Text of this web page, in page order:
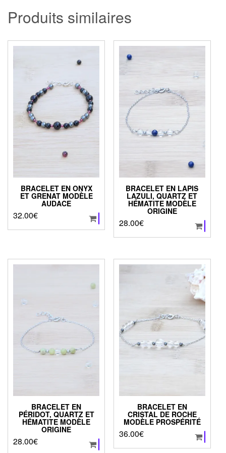
Produits similaires
BRACELET EN ONYX
ET GRENAT MODÈLE
AUDACE
32.00€
BRACELET EN LAPIS
LAZULI, QUARTZ ET
HÉMATITE MODÈLE
ORIGINE
28.00€
BRACELET EN
PÉRIDOT, QUARTZ ET
HÉMATITE MODÈLE
ORIGINE
28.00€
BRACELET EN
CRISTAL DE ROCHE
MODÈLE PROSPÉRITÉ
36.00€